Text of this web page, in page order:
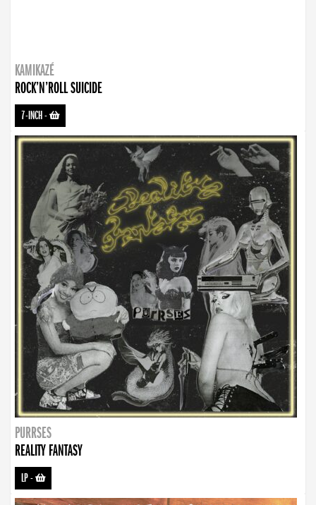
KAMIKAZÉ
ROCK’N’ROLL SUICIDE
7-INCH-
PURRSES
REALITY FANTASY
LP-